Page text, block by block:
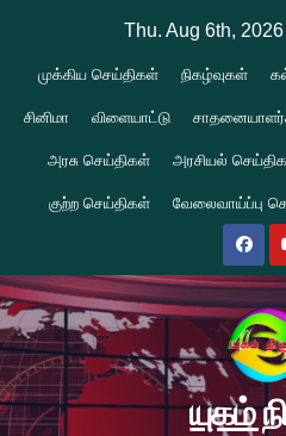
content
Thu. Aug 6th, 2026
முக்கிய செய்திகள் நிகழ்வுகள்
சினிமா விளையாட்டு
அரசு செய்திகள் அரசியல்
குற்ற செய்திகள் வேலைவாய்ப்பு
யுகம்